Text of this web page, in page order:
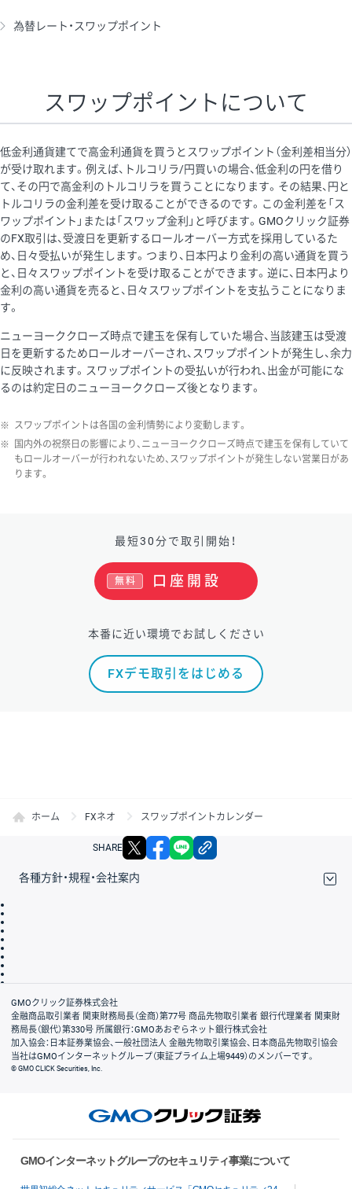
為替レート・スワップポイント
スワップポイントについて
低金利通貨建てで高金利通貨を買うとスワップポイント（金利差相当分）
が受け取れます。例えば、トルコリラ/円買いの場合、低金利の円を借り
て、その円で高金利のトルコリラを買うことになります。その結果、円と
トルコリラの金利差を受け取ることができるのです。この金利差を「ス
ワップポイント」または「スワップ金利」と呼びます。GMOクリック証券
のFX取引は、受渡日を更新するロールオーバー方式を採用しているた
め、日々受払いが発生します。つまり、日本円より金利の高い通貨を買う
と、日々スワップポイントを受け取ることができます。逆に、日本円より
金利の高い通貨を売ると、日々スワップポイントを支払うことになりま
す。
ニューヨーククローズ時点で建玉を保有していた場合、当該建玉は受渡
日を更新するためロールオーバーされ、スワップポイントが発生し、余力
に反映されます。スワップポイントの受払いが行われ、出金が可能にな
るのは約定日のニューヨーククローズ後となります。
※ スワップポイントは各国の金利情勢により変動します。
※
国内外の祝祭日の影響により、ニューヨーククローズ時点で建玉を保有していて
もロールオーバーが行われないため、スワップポイントが発生しない営業日があ
ります。
最短30分で取引開始！
口座開設
無料
本番に近い環境でお試しください
FXデモ取引をはじめる
ホーム FXネオ スワップポイントカレンダー
SHARE X facebook
各種方針・規程・会社案内
会社案内
GMOクリック証券株式会社
金融商品取引業者 関東財務局長（金商）第77号 商品先物取引業者 銀行代理業者 関東財
務局長（銀代）第330号 所属銀行：GMOあおぞらネット銀行株式会社
加入協会：日本証券業協会、一般社団法人 金融先物取引業協会、日本商品先物取引協会
当社はGMOインターネットグループ（東証プライム上場9449）のメンバーです。
© GMO CLICK Securities, Inc.
GMOインターネットグループのセキュリティ事業について